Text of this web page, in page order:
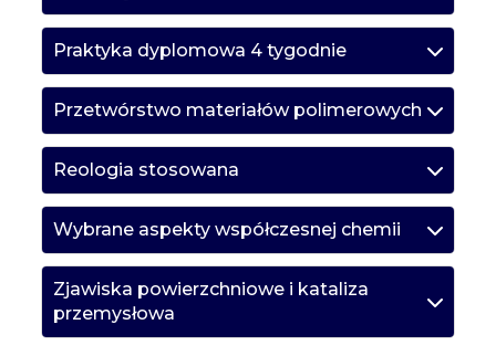
Praktyka dyplomowa 4 tygodnie
Przetwórstwo materiałów polimerowych
Reologia stosowana
Wybrane aspekty współczesnej chemii
Zjawiska powierzchniowe i kataliza
przemysłowa